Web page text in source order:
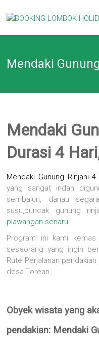
BOOKING
HOLIDAY
TOUR
Travel
Mendaki
Mendaki
Durasi 4
Mendaki Gunung Rinjani 4
yang sangat indah
sembalun, danau
susu,puncak gunung
plawangan senaru.
Program ini kami
seseorang yang ingin
Rute Perjalanan
desa Torean.
Obyek wisata yang
pendakian: Mendaki